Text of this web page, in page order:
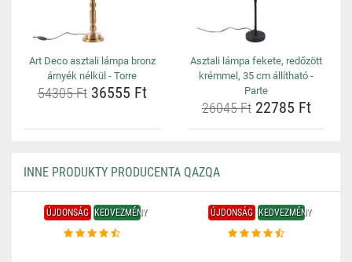
Art Deco asztali lámpa bronz
árnyék nélkül - Torre
54305 Ft36555 Ft
Asztali lámpa fekete, redőzött
krémmel, 35 cm állítható -
Parte
26045 Ft22785 Ft
INNE PRODUKTY PRODUCENTA QAZQA
ÚJDONSÁG KEDVEZMÉNY ÚJDONSÁG KEDVEZMÉNY